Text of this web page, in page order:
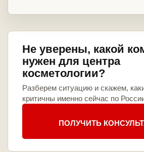
Не уверены, какой
нужен для центра
косметологии?
Разберем ситуацию и скажем,
критичны именно сейчас по
ПОЛУЧИТЬ